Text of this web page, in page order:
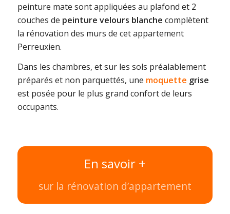
peinture mate sont appliquées au plafond et 2
couches de peinture velours blanche complètent
la rénovation des murs de cet appartement
Perreuxien.
Dans les chambres, et sur les sols préalablement
préparés et non parquettés, une moquette grise
est posée pour le plus grand confort de leurs
occupants.
En savoir +
sur la rénovation d’appartement